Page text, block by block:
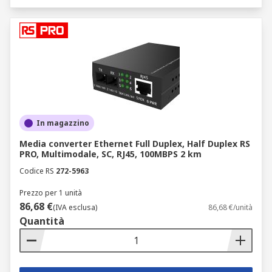
In magazzino
Media converter Ethernet Full Duplex, Half Duplex RS
PRO, Multimodale, SC, RJ45, 100MBPS 2 km
Codice RS 272-5963
Prezzo per 1 unità
86,68 €(IVA esclusa) 86,68 €/unità
Quantità